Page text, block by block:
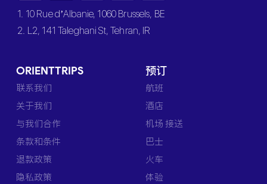
1. 10 Rue d’Albanie, 1060 Brussels, BE
2. L2, 141 Taleghani St, Tehran, IR
ORIENTTRIPS
联系我们
关于我们
与我们合作
条款和条件
退款政策
隐私政策
预订
航班
酒店
机场 接送
巴士
火车
体验